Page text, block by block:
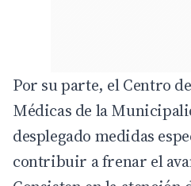
Por su parte, el Centro
Médicas de la
desplegado medidas
contribuir a frenar el